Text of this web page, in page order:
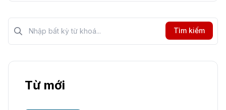
Tìm kiếm?>
Tìm kiếm
Từ mới